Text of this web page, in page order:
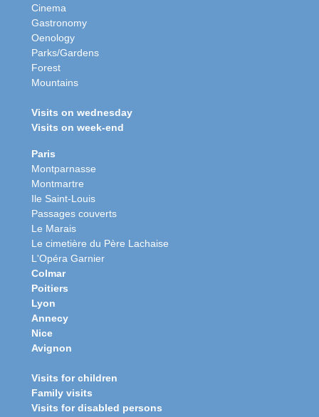
Cinema
Gastronomy
Oenology
Parks/Gardens
Forest
Mountains
Visits on wednesday
Visits on week-end
Paris
Montparnasse
Montmartre
Ile Saint-Louis
Passages couverts
Le Marais
Le cimetière du Père Lachaise
L'Opéra Garnier
Colmar
Poitiers
Lyon
Annecy
Nice
Avignon
Visits for children
Family visits
Visits for disabled persons